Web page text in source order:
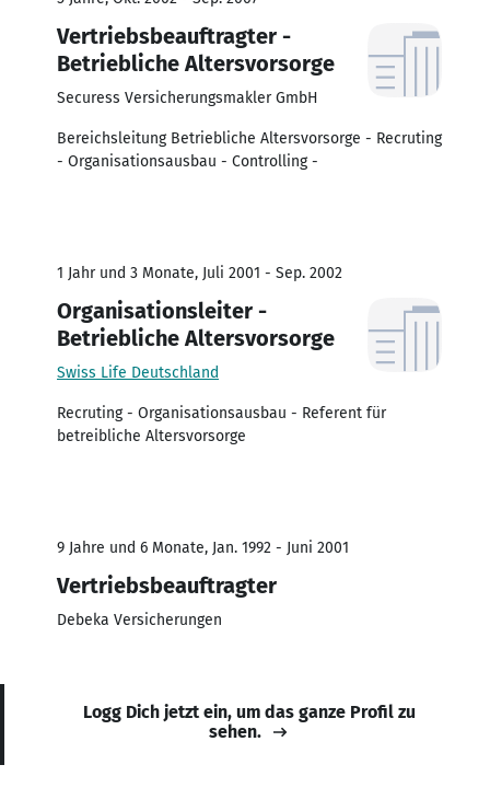
Vertriebsbeauftragter -
Betriebliche Altersvorsorge
Securess Versicherungsmakler GmbH
Bereichsleitung Betriebliche Altersvorsorge - Recruting
- Organisationsausbau - Controlling -
1 Jahr und 3 Monate, Juli 2001 - Sep. 2002
Organisationsleiter -
Betriebliche Altersvorsorge
Swiss Life Deutschland
Recruting - Organisationsausbau - Referent für
betreibliche Altersvorsorge
9 Jahre und 6 Monate, Jan. 1992 - Juni 2001
Vertriebsbeauftragter
Debeka Versicherungen
Logg Dich jetzt ein, um das ganze Profil zu
sehen.